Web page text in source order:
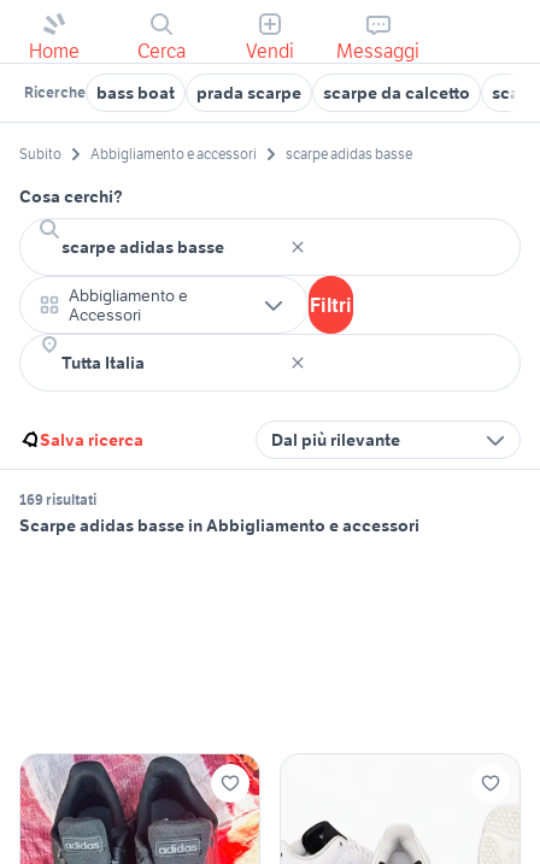
Home Cerca Vendi Messaggi
Ricerche bass boat prada scarpe scarpe da calcetto
Subito Abbigliamento e accessori scarpe adidas basse
Cosa cerchi?
Abbigliamento e
Accessori
Filtri
Salva ricerca Dal più rilevante
169 risultati
Scarpe adidas basse in Abbigliamento e accessori